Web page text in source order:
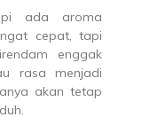
ada aroma
cepat, tapi
enggak
rasa menjadi
akan tetap